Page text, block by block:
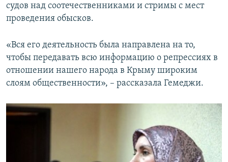
судов над соотечественниками и стримы с мест
проведения обысков.
«Вся его деятельность была направлена на то,
чтобы передавать всю информацию о репрессиях в
отношении нашего народа в Крыму широким
слоям общественности», – рассказала Гемеджи.